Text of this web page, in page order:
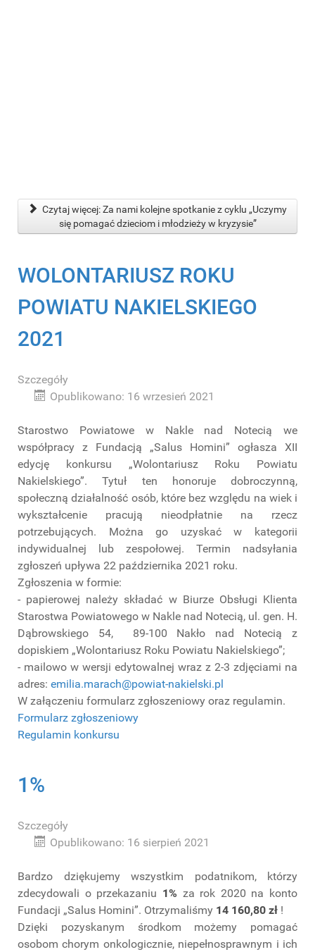
Czytaj więcej: Za nami kolejne spotkanie z cyklu „Uczymy
się pomagać dzieciom i młodzieży w kryzysie”
WOLONTARIUSZ ROKU
POWIATU NAKIELSKIEGO
2021
Szczegóły
Opublikowano: 16 wrzesień 2021
Starostwo Powiatowe w Nakle nad Notecią we
współpracy z Fundacją „Salus Homini” ogłasza XII
edycję konkursu „Wolontariusz Roku Powiatu
Nakielskiego”. Tytuł ten honoruje dobroczynną,
społeczną działalność osób, które bez względu na wiek i
wykształcenie pracują nieodpłatnie na rzecz
potrzebujących. Można go uzyskać w kategorii
indywidualnej lub zespołowej. Termin nadsyłania
zgłoszeń upływa 22 października 2021 roku.
Zgłoszenia w formie:
- papierowej należy składać w Biurze Obsługi Klienta
Starostwa Powiatowego w Nakle nad Notecią, ul. gen. H.
Dąbrowskiego 54, 89-100 Nakło nad Notecią z
dopiskiem „Wolontariusz Roku Powiatu Nakielskiego”;
- mailowo w wersji edytowalnej wraz z 2-3 zdjęciami na
adres: emilia.marach@powiat-nakielski.pl
W załączeniu formularz zgłoszeniowy oraz regulamin.
Formularz zgłoszeniowy
Regulamin konkursu
1%
Szczegóły
Opublikowano: 16 sierpień 2021
Bardzo dziękujemy wszystkim podatnikom, którzy
zdecydowali o przekazaniu 1% za rok 2020 na konto
Fundacji „Salus Homini”. Otrzymaliśmy 14 160,80 zł !
Dzięki pozyskanym środkom możemy pomagać
osobom chorym onkologicznie, niepełnosprawnym i ich